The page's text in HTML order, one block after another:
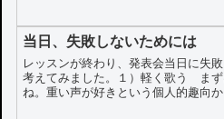
当日、失敗しないためには
レッスンが終わり、発表会当日に失
考えてみました。１）軽く歌う まず
ね。重い声が好きという個人的趣向